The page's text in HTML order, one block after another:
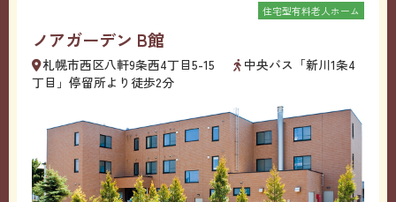
ノアガーデン B館
住宅型有料老人ホーム
札幌市西区八軒9条西4丁目5-15
中央バス「新川1条4
丁目」停留所より徒歩2分